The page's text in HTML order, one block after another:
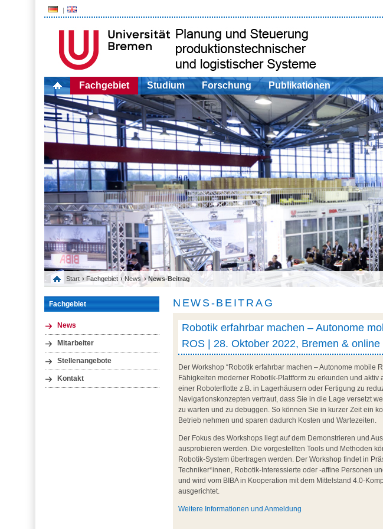
Fachgebiet Studium Forschung Publikationen
Start › Fachgebiet ›News › News-Beitrag
Fachgebiet
News
Mitarbeiter
Stellenangebote
Kontakt
NEWS-BEITRAG
Robotik erfahrbar machen – Autonome
ROS | 28. Oktober 2022, Bremen & online
Der Workshop “Robotik erfahrbar machen – Autonome mobile
Fähigkeiten moderner Robotik-Plattform zu erkunden und
einer Roboterflotte z.B. in Lagerhäusern oder Fertigung zu
Navigationskonzepten vertraut, dass Sie in die Lage versetzt
zu warten und zu debuggen. So können Sie in kurzer Zeit ein
Betrieb nehmen und sparen dadurch Kosten und Wartezeiten.
Der Fokus des Workshops liegt auf dem Demonstrieren und
ausprobieren werden. Die vorgestellten Tools und Methoden
Robotik-System übertragen werden. Der Workshop findet in
Techniker*innen, Robotik-Interessierte oder -affine Personen
und wird vom BIBA in Kooperation mit dem Mittelstand 4.0-
ausgerichtet.
Weitere Informationen und Anmeldung